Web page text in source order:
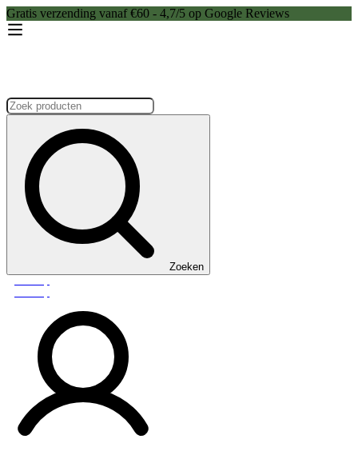
Gratis verzending vanaf €60 - 4,7/5 op Google Reviews
Zoeken:
Zoeken